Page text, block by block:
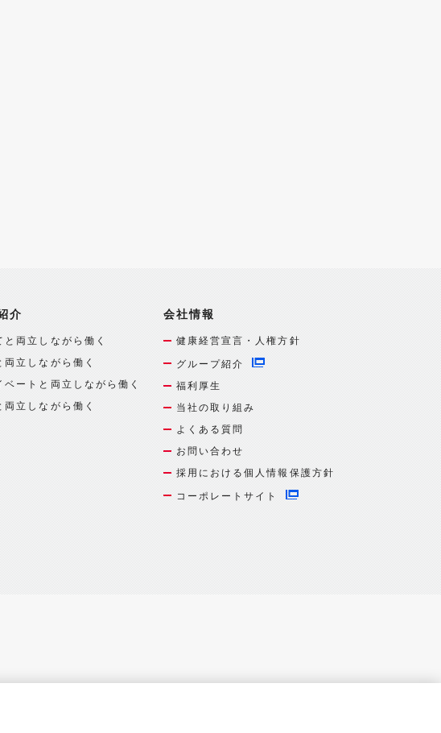
介
と両立しながら働く
両立しながら働く
ベートと両立しながら働く
両立しながら働く
会社情報
健康経営宣言・人権方針
グループ紹介
福利厚生
当社の取り組み
よくある質問
お問い合わせ
採用における個人情報保護方針
コーポレートサイト